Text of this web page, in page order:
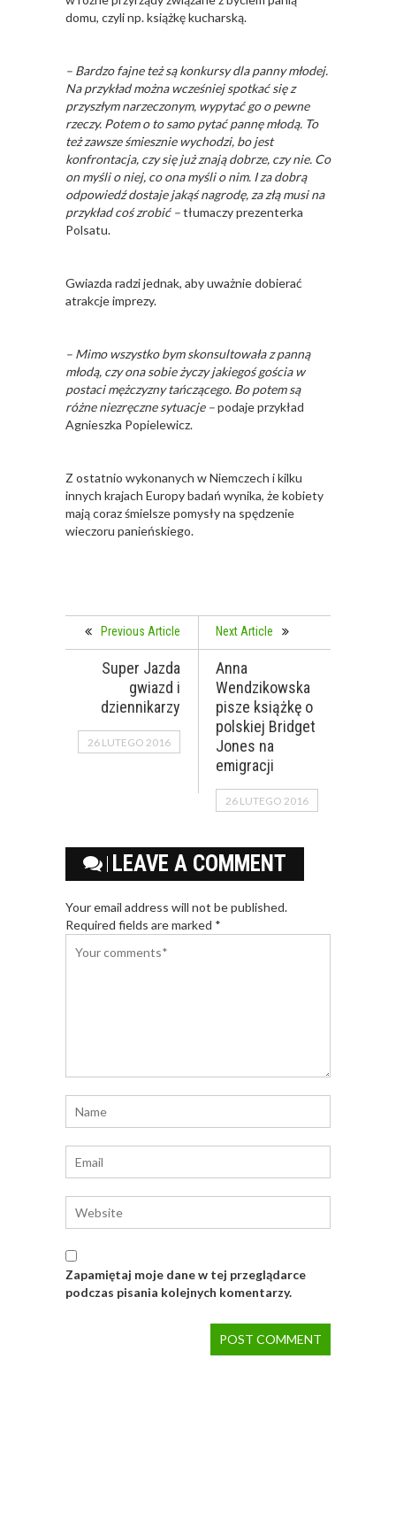
domu, czyli np. książkę kucharską.
– Bardzo fajne też są konkursy dla panny młodej.
Na przykład można wcześniej spotkać się z
przyszłym narzeczonym, wypytać go o pewne
rzeczy. Potem o to samo pytać pannę młodą. To
też zawsze śmiesznie wychodzi, bo jest
konfrontacja, czy się już znają dobrze, czy nie. Co
on myśli o niej, co ona myśli o nim. I za dobrą
odpowiedź dostaje jakąś nagrodę, za złą musi na
przykład coś zrobić –tłumaczy prezenterka
Polsatu.
Gwiazda radzi jednak, aby uważnie dobierać
atrakcje imprezy.
– Mimo wszystko bym skonsultowała z panną
młodą, czy ona sobie życzy jakiegoś gościa w
postaci mężczyzny tańczącego. Bo potem są
różne niezręczne sytuacje –podaje przykład
Agnieszka Popielewicz.
Z ostatnio wykonanych w Niemczech i kilku
innych krajach Europy badań wynika, że kobiety
mają coraz śmielsze pomysły na spędzenie
wieczoru panieńskiego.
Previous Article
Super Jazda
gwiazd i
dziennikarzy
26 LUTEGO 2016
Next Article
Anna
Wendzikowska
pisze książkę o
polskiej Bridget
Jones na
emigracji
26 LUTEGO 2016
LEAVE A COMMENT
Your email address will not be published.
Required fields are marked *
Zapamiętaj moje dane w tej przeglądarce
podczas pisania kolejnych komentarzy.